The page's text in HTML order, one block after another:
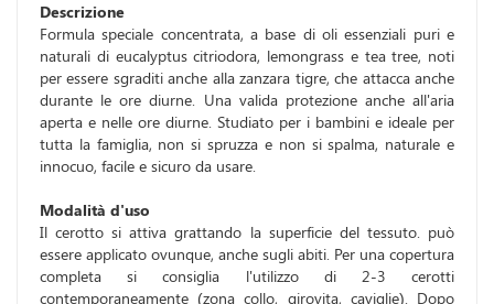
Descrizione
Formula speciale concentrata, a base di oli essenziali puri e
naturali di eucalyptus citriodora, lemongrass e tea tree, noti
per essere sgraditi anche alla zanzara tigre, che attacca anche
durante le ore diurne. Una valida protezione anche all'aria
aperta e nelle ore diurne. Studiato per i bambini e ideale per
tutta la famiglia, non si spruzza e non si spalma, naturale e
innocuo, facile e sicuro da usare.
Modalità d'uso
Il cerotto si attiva grattando la superficie del tessuto. può
essere applicato ovunque, anche sugli abiti. Per una copertura
completa si consiglia l'utilizzo di 2-3 cerotti
contemporaneamente (zona collo, girovita, caviglie). Dopo